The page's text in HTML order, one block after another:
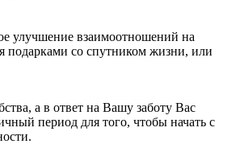
улучшение взаимоотношений на
подарками со спутником жизни, или
а в ответ на Вашу заботу Вас
период для того, чтобы начать с